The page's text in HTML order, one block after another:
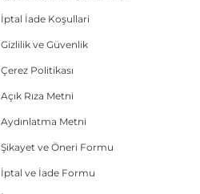
İptal İade Koşullari
Gizlilik ve Güvenlik
Çerez Politikası
Açık Rıza Metni
Aydınlatma Metni
Şikayet ve Öneri Formu
İptal ve İade Formu